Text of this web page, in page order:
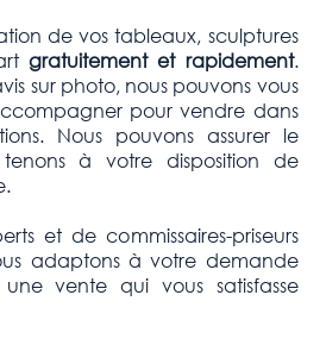
de vos tableaux, sculptures
gratuitement et rapidement.
sur photo, nous pouvons vous
pour vendre dans
Nous pouvons assurer le
à votre disposition de
et de commissaires-priseurs
adaptons à votre demande
vente qui vous satisfasse